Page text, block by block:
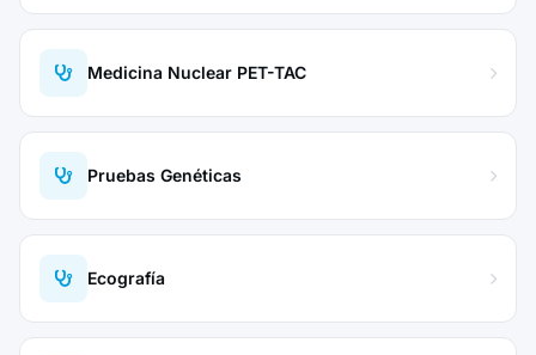
Medicina Nuclear PET-TAC
Pruebas Genéticas
Ecografía